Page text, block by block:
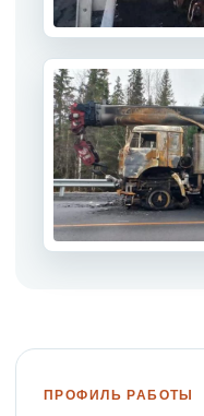
ПРОФИЛЬ РАБОТЫ